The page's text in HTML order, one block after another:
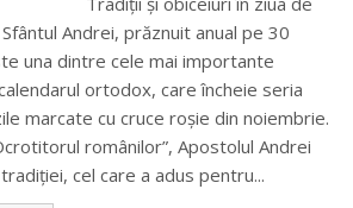
Andrei, prăznuit anual pe 30
una dintre cele mai importante
ortodox, care încheie seria
marcate cu cruce roșie din noiembrie.
românilor”, Apostolul Andrei
cel care a adus pentru...